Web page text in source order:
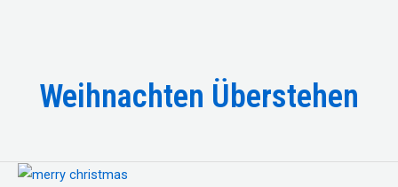
Weihnachten Überstehen